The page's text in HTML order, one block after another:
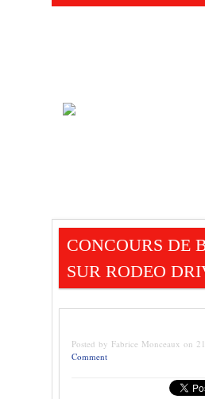
CONCOURS DE
SUR RODEO
Posted by Fabrice Monceaux on
Comment